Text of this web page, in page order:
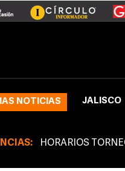
NOTICIAS JALISCO
HORARIOS